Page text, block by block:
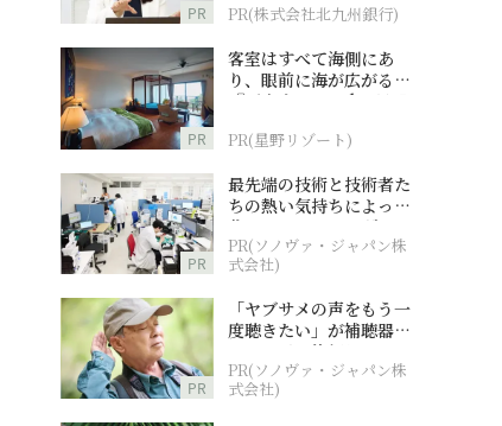
PR PR(株式会社北九州銀行)
PR
客室はすべて海側にあ
り、眼前に海が広がる
『西表島ホテル by 星野
PR(星野リゾート)
PR
最先端の技術と技術者た
ちの熱い気持ちによって
作られているオーダーメ
イド補聴器
PR(ソノヴァ・ジャパン株
式会社)
PR
「ヤブサメの声をもう一
度聴きたい」が補聴器チ
ャレンジの後押しに
PR(ソノヴァ・ジャパン株
式会社)